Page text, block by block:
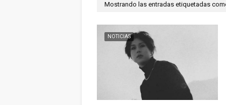
Mostrando las entradas etiquetadas
NOTICIAS